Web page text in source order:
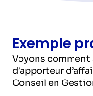
Exemple
Voyons comment
d’apporteur
Conseil en